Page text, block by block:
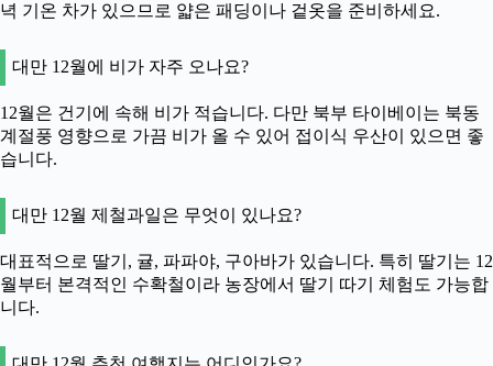
녁 기온 차가 있으므로 얇은 패딩이나 겉옷을 준비하세요.
대만 12월에 비가 자주 오나요?
12월은 건기에 속해 비가 적습니다. 다만 북부 타이베이는 북동
계절풍 영향으로 가끔 비가 올 수 있어 접이식 우산이 있으면 좋
습니다.
대만 12월 제철과일은 무엇이 있나요?
대표적으로 딸기, 귤, 파파야, 구아바가 있습니다. 특히 딸기는 12
월부터 본격적인 수확철이라 농장에서 딸기 따기 체험도 가능합
니다.